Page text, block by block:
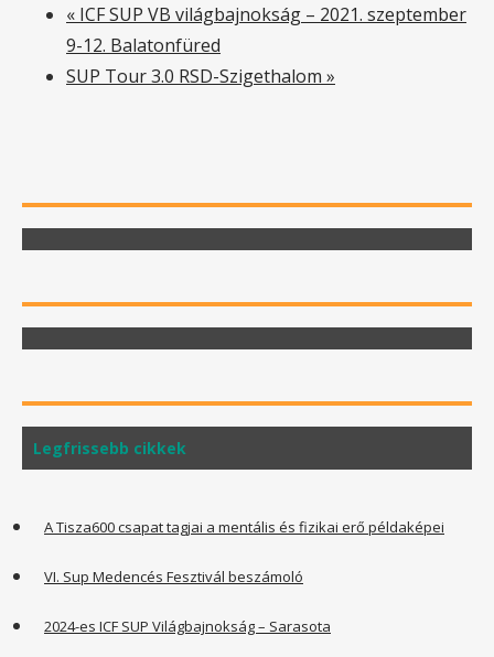
« ICF SUP VB világbajnokság – 2021. szeptember
9-12. Balatonfüred
SUP Tour 3.0 RSD-Szigethalom »
Legfrissebb cikkek
A Tisza600 csapat tagjai a mentális és fizikai erő példaképei
VI. Sup Medencés Fesztivál beszámoló
2024-es ICF SUP Világbajnokság – Sarasota